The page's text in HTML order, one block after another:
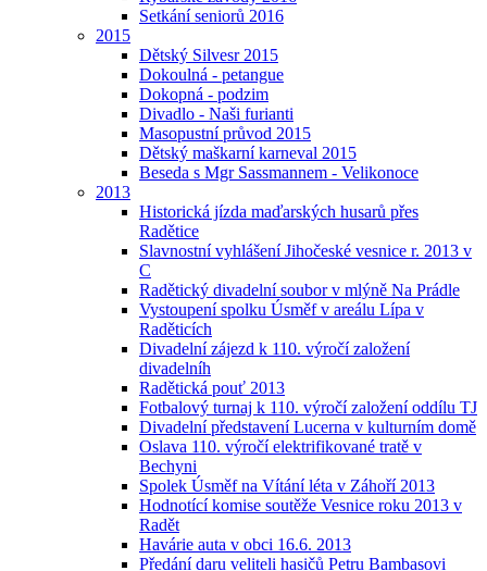
Setkání seniorů 2016
2015
Dětský Silvesr 2015
Dokoulná - petangue
Dokopná - podzim
Divadlo - Naši furianti
Masopustní průvod 2015
Dětský maškarní karneval 2015
Beseda s Mgr Sassmannem - Velikonoce
2013
Historická jízda maďarských husarů přes
Radětice
Slavnostní vyhlášení Jihočeské vesnice r. 2013 v
C
Radětický divadelní soubor v mlýně Na Prádle
Vystoupení spolku Úsměf v areálu Lípa v
Raděticích
Divadelní zájezd k 110. výročí založení
divadelníh
Radětická pouť 2013
Fotbalový turnaj k 110. výročí založení oddílu TJ
Divadelní představení Lucerna v kulturním domě
Oslava 110. výročí elektrifikované tratě v
Bechyni
Spolek Úsměf na Vítání léta v Záhoří 2013
Hodnotící komise soutěže Vesnice roku 2013 v
Radět
Havárie auta v obci 16.6. 2013
Předání daru veliteli hasičů Petru Bambasovi